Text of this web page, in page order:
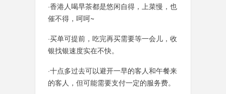
·香港人喝早茶都是悠闲自得，上菜慢，也
催不得，呵呵~
·买单可提前，吃完再买需要等一会儿，收
银找银速度实在不快。
·十点多过去可以避开一早的客人和午餐来
的客人，但可能需要支付一定的服务费。